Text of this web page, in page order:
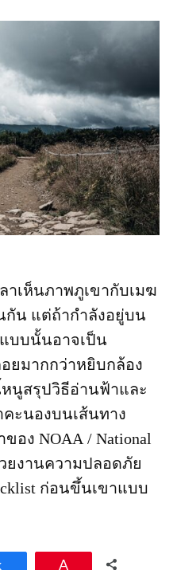
าเห็นภาพภูเขากับเมฆ
กัน แต่ถ้ากำลังอยู่บน
บบนั้นอาจเป็น
ยมากกว่าหยิบกล้อง
นูสรุปวิธีอ่านฟ้าและ
ะนองบนเส้นทาง
อง NOAA / National
วยงานความปลอดภัย
ก่อนขึ้นเขาแบบ